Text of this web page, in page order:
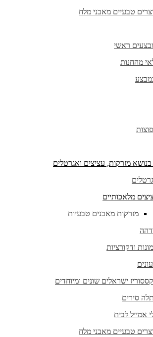
טבעיים מאבני מלח
מהחנות
מזרקות, עציצים ואגרטלים
מלאכותיים
מזרקות מאבנים טבעיות
ודקורציות
ישראלים שונים ומיוחדים
סירים
אמייל לבית
טבעיים מאבני מלח